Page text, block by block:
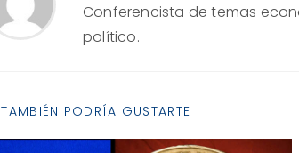
Conferencista de temas
político.
TAMBIÉN PODRÍA GUSTARTE